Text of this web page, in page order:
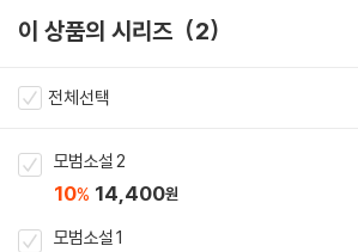
이 상품의 시리즈 2
전체선택
모범소설 2
10% 14,400원
모범소설 1